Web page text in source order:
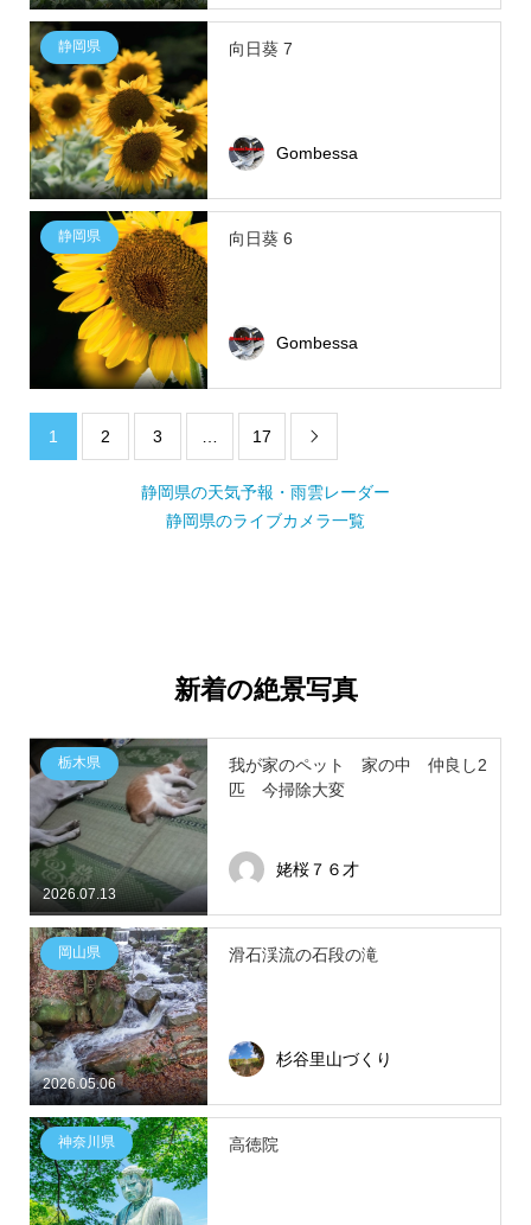
静岡県 向日葵 7
Gombessa
静岡県 向日葵 6
Gombessa
1 2 3 17 
静岡県の天気予報・雨雲レーダー
静岡県のライブカメラ一覧
新着の絶景写真
2026.07.13
栃木県
我が家のペット 家の中 仲良し2
匹 今掃除大変
姥桜７６才
2026.05.06
岡山県 滑石渓流の石段の滝
杉谷里山づくり
神奈川県 高徳院